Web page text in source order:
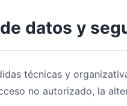
datos y
técnicas y
no autorizado, la